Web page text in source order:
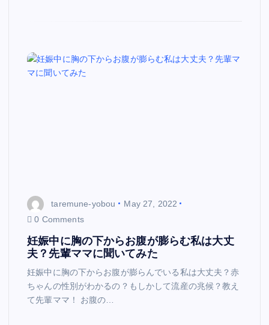
taremune-yobou
May 27, 2022
0 Comments
妊娠中に胸の下からお腹が膨らむ私は大丈
夫？先輩ママに聞いてみた
妊娠中に胸の下からお腹が膨らんでいる私は大丈夫？赤
ちゃんの性別がわかるの？もしかして流産の兆候？教え
て先輩ママ！ お腹の…